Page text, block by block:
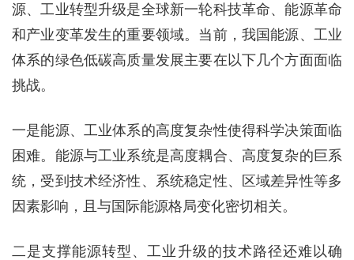
源、工业转型升级是全球新一轮科技革命、能源革命
和产业变革发生的重要领域。当前，我国能源、工业
体系的绿色低碳高质量发展主要在以下几个方面面临
挑战。
一是能源、工业体系的高度复杂性使得科学决策面临
困难。能源与工业系统是高度耦合、高度复杂的巨系
统，受到技术经济性、系统稳定性、区域差异性等多
因素影响，且与国际能源格局变化密切相关。
二是支撑能源转型、工业升级的技术路径还难以确